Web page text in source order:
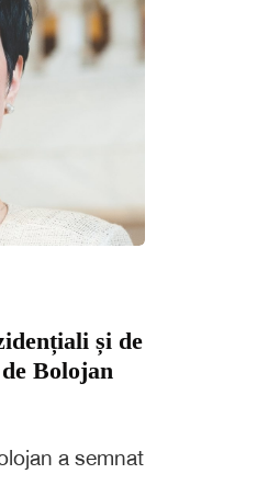
și de
Bolojan
a semnat